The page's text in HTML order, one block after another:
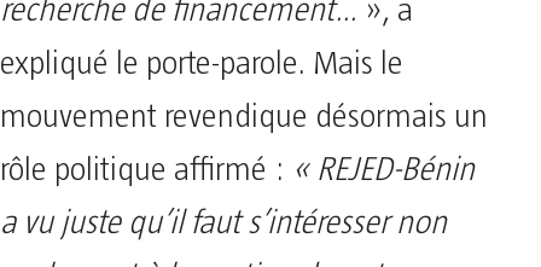
recherche de financement… », a
expliqué le porte-parole. Mais le
mouvement revendique désormais un
rôle politique affirmé : « REJED-Bénin
a vu juste qu’il faut s’intéresser non